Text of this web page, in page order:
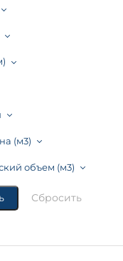
(м3)
объем (м3)